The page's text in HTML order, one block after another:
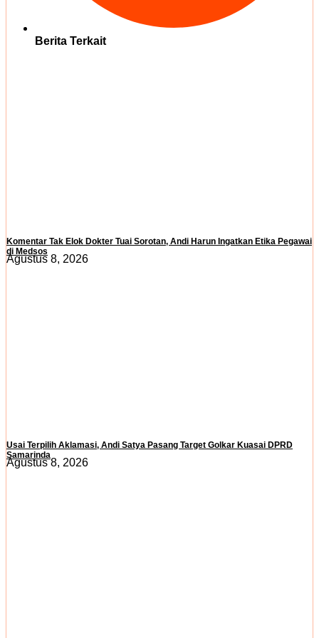
Berita Terkait
Komentar Tak Elok Dokter Tuai Sorotan, Andi Harun Ingatkan Etika Pegawai
di Medsos
Agustus 8, 2026
Usai Terpilih Aklamasi, Andi Satya Pasang Target Golkar Kuasai DPRD
Samarinda
Agustus 8, 2026